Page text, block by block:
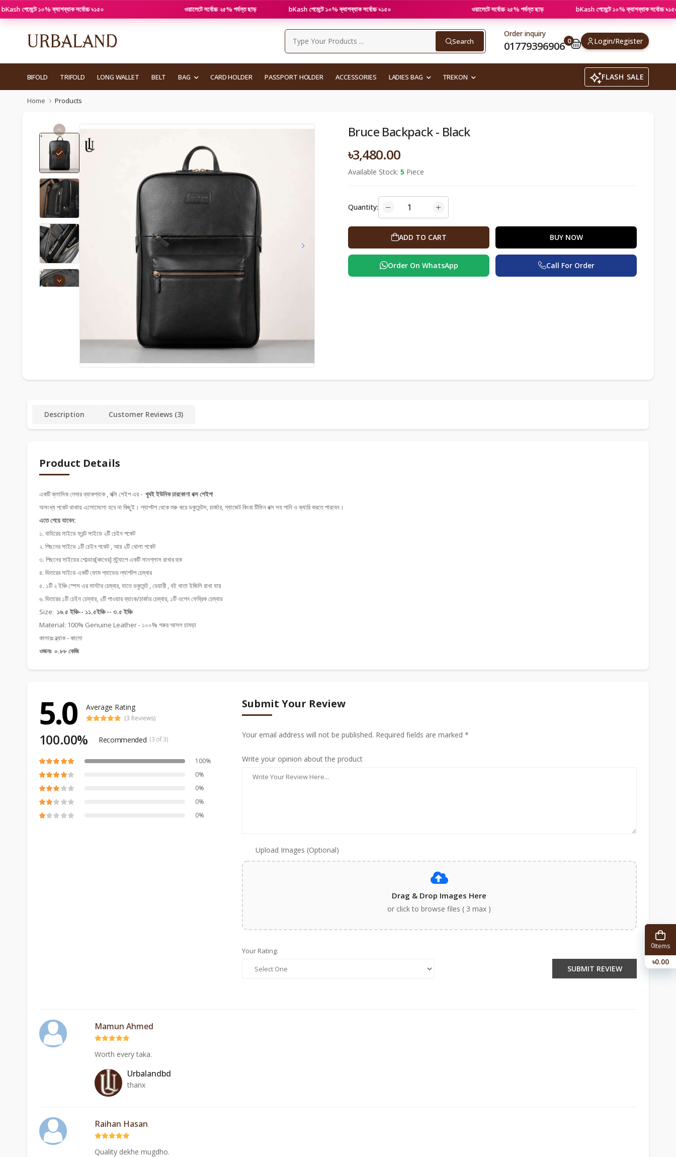
১০% ক্যাশব্যাক সর্বোচ্চ ৳১৫০ ওয়ালেটে সর্বোচ্চ ২৫% পর্যন্ত ছাড় bKash পেমেন্টে ১০% ক্যাশব্যাক সর্বোচ্চ ৳১৫০ ওয়ালেটে সর্বোচ্চ ২৫% পর্যন্ত ছাড় bKash পেমেন্টে ১০% ক্যাশব্যাক সর্বোচ্চ ৳১৫০
Search
Order inquiry
01779396906 0 Login/Register
BIFOLD TRIFOLD LONG WALLET BELT BAG CARD HOLDER PASSPORT HOLDER ACCESSORIES LADIES BAG TREKON FLASH SALE
Home Products
Bruce Backpack - Black
৳3,480.00
Available Stock: 5 Piece
Quantity:
ADD TO CART BUY NOW
Order On WhatsApp Call For Order
Description Customer Reviews (3)
Product Details
একটি ক্লাসিক লেদার ব্যাকপ্যাক , বক্সি শেইপ এর - খুবই ইউনিক চারকোণা বক্স শেইপ!
অসংখ্য পকেট থাকায় এলোমেলো হবে না কিছুই। ল্যাপটপ থেকে শুরু করে ডকুমেন্টস, চার্জার, গ্যাজেট কিংবা টিফিন বক্স সহ পানি ও ক্যারি করতে পারবেন।
এতে পেয়ে যাবেন:
১. বাহিরের সাইডে ফ্রন্ট সাইডে ২টি চেইন পকেট
২. পিছনের সাইডে ১টি চেইন পকেট , আর ২টি খোলা পকেট
৩. পিছনের সাইডের শোল্ডার[কাধের] স্ট্র্যাপে একটি সানগ্লাস রাখার হুক
৪. ভিতরের সাইডে একটি ফোম প্যাডেড ল্যাপটপ চেম্বার
৫. ১টি ২ ইঞ্চি স্পেস এর মাস্টার চেম্বার, যাতে ডকুমেন্ট , ডেয়ারী , বই খাতা ইজিলি রাখা যায়
৬. ভিতরের ১টি চেইন চেম্বার, ২টি পাওয়ার ব্যাংক/চার্জার চেম্বার, ১টি ওপেন ফেব্রিক চেম্বার
Size: ১৬.৫ ইঞ্চি-- ১১.৫ইঞ্চি -- ৩.৫ ইঞ্চি
Material: 100% Genuine Leather - ১০০% গরুর আসল চামড়া
কালারঃ ব্ল্যাক - কালো
ওজনঃ ০.৮৮ কেজি
5.0 Average Rating
(3 Reviews)
100.00% Recommended (3 of 3)
100%
0%
0%
0%
0%
Submit Your Review
Your email address will not be published. Required fields are marked *
Write your opinion about the product
Upload Images (Optional)
Drag & Drop Images Here
or click to browse files ( 3 max )
Your Rating:
SUBMIT REVIEW
Mamun Ahmed
Worth every taka.
Urbalandbd
thanx
Raihan Hasan
Quality dekhe mugdho.
0Items
৳0.00